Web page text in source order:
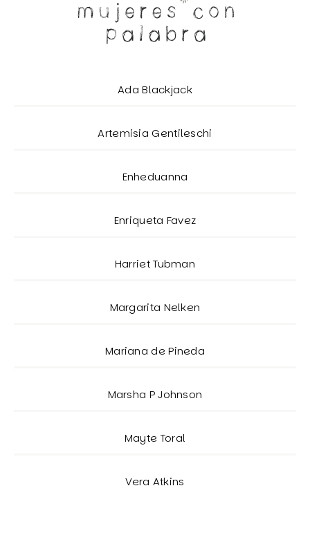
Ada Blackjack
Artemisia Gentileschi
Enheduanna
Enriqueta Favez
Harriet Tubman
Margarita Nelken
Mariana de Pineda
Marsha P Johnson
Mayte Toral
Vera Atkins